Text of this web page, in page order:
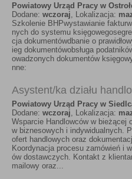
Powiatowy Urząd Pracy w
Dodane: wczoraj , Lokalizacja:
Szkolenie BHPwystawianie
nych do systemu
cja dokumentówdbanie o
ieg dokumentówobsługa
owadzonych dokumentów
nne:
Asystent/ka działu
Powiatowy Urząd Pracy w
Dodane: wczoraj , Lokalizacja:
Wsparcie Handlowców w bieżącej
w biznesowych i indywidualnych.
ofert handlowych oraz
Koordynacja procesu zamówień i
ów dostawczych. Kontakt z
mailowy oraz...